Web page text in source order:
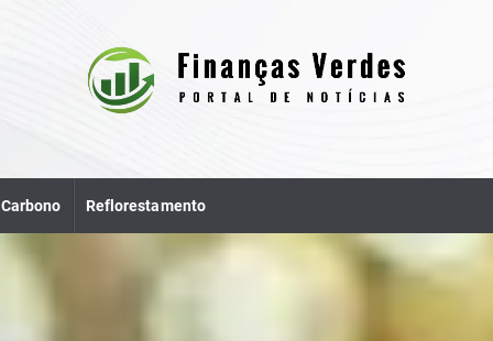
Reflorestamento